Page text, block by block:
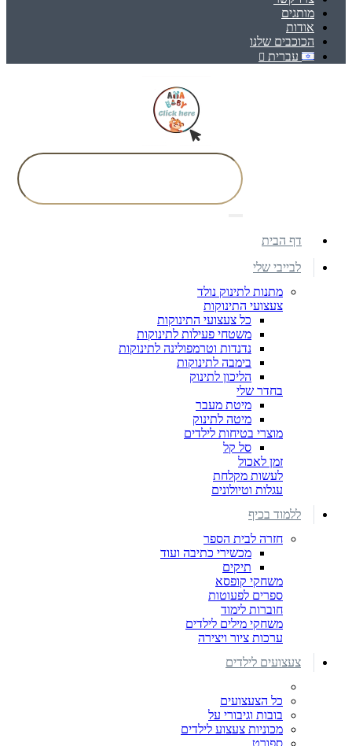
מותגים
אודות
הכוכבים שלנו
עברית
דף הבית
לבייבי שלי
מתנות לתינוק נולד
צעצועי התינוקות
כל צעצועי התינוקות
משטחי פעילות לתינוקות
נדנדות וטרמפולינה לתינוקות
בימבה לתינוקות
הליכון לתינוק
בחדר שלי
מיטת מעבר
מיטה לתינוק
מוצרי בטיחות לילדים
סל קל
זמן לאכול
לעשות מקלחת
עגלות וטיולונים
ללמוד בכיף
חזרה לבית הספר
מכשירי כתיבה ועוד
תיקים
משחקי קופסא
ספרים לפעוטות
חוברות לימוד
משחקי מילים לילדים
ערכות ציור ויצירה
צעצועים לילדים
כל הצעצועים
בובות וגיבורי על
מכוניות צעצוע לילדים
ספורט